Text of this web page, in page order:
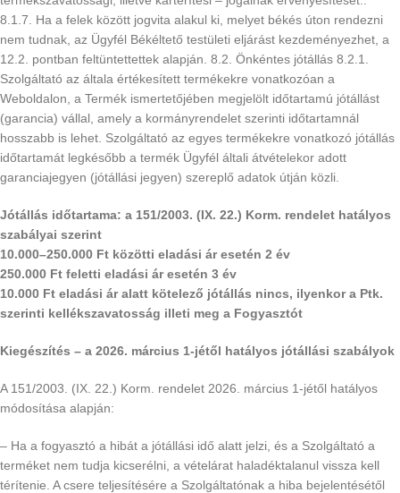
8.1.7. Ha a felek között jogvita alakul ki, melyet békés úton rendezni
nem tudnak, az Ügyfél Békéltető testületi eljárást kezdeményezhet, a
12.2. pontban feltüntettettek alapján. 8.2. Önkéntes jótállás 8.2.1.
Szolgáltató az általa értékesített termékekre vonatkozóan a
Weboldalon, a Termék ismertetőjében megjelölt időtartamú jótállást
(garancia) vállal, amely a kormányrendelet szerinti időtartamnál
hosszabb is lehet. Szolgáltató az egyes termékekre vonatkozó jótállás
időtartamát legkésőbb a termék Ügyfél általi átvételekor adott
garanciajegyen (jótállási jegyen) szereplő adatok útján közli.
Jótállás időtartama: a 151/2003. (IX. 22.) Korm. rendelet hatályos
szabályai szerint
10.000–250.000 Ft közötti eladási ár esetén 2 év
250.000 Ft feletti eladási ár esetén 3 év
10.000 Ft eladási ár alatt kötelező jótállás nincs, ilyenkor a Ptk.
szerinti kellékszavatosság illeti meg a Fogyasztót
Kiegészítés – a 2026. március 1-jétől hatályos jótállási szabályok
A 151/2003. (IX. 22.) Korm. rendelet 2026. március 1-jétől hatályos
módosítása alapján:
– Ha a fogyasztó a hibát a jótállási idő alatt jelzi, és a Szolgáltató a
terméket nem tudja kicserélni, a vételárat haladéktalanul vissza kell
térítenie. A csere teljesítésére a Szolgáltatónak a hiba bejelentésétől